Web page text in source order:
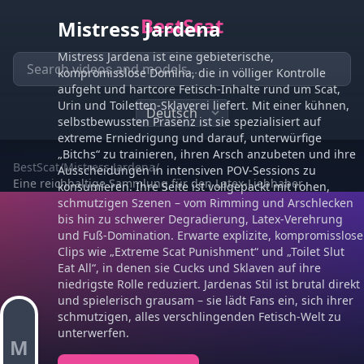
BestScat
BestScat/Mistress Jardena/
Eine reichhaltige Sammlung für den Latex-Liebhaber
M
Mistress Jardena
Mistress Jardena ist eine gebieterische,
kompromisslose Domina, die in völliger Kontrolle
aufgeht und hartcore Fetisch-Inhalte rund um Scat,
Urin und Toiletten-Sklaverei liefert. Mit einer kühnen,
selbstbewussten Präsenz ist sie spezialisiert auf
extreme Erniedrigung und darauf, unterwürfige
„Bitchs“ zu trainieren, ihren Arsch anzubeten und ihre
Ausscheidungen in intensiven POV-Sessions zu
konsumieren. Ihre Seite ist vollgepackt mit rohen,
schmutzigen Szenen – vom Rimming und Arschlecken
bis hin zu schwerer Degradierung, Latex-Verehrung
und Fuß-Domination. Erwarte explizite, kompromisslose
Clips wie „Extreme Scat Punishment“ und „Toilet Slut
Eat All“, in denen sie Cucks und Sklaven auf ihre
niedrigste Rolle reduziert. Jardenas Stil ist brutal direkt
und spielerisch grausam – sie lädt Fans ein, sich ihrer
schmutzigen, alles verschlingenden Fetisch-Welt zu
unterwerfen.